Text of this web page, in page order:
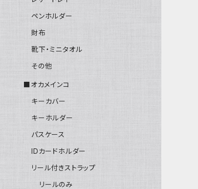
ペンホルダー
財布
靴下・ミニタオル
その他
■オカメインコ
キーカバー
キーホルダー
パスケース
IDカードホルダー
リール付きストラップ
リールのみ